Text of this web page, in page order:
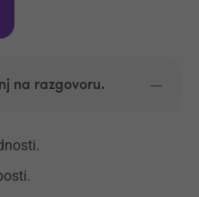
na razgovoru.